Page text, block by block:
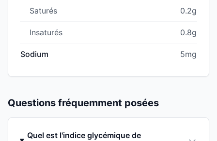
Saturés 0.2g
Insaturés 0.8g
Sodium 5mg
Questions fréquemment posées
Quel est l'indice glycémique de